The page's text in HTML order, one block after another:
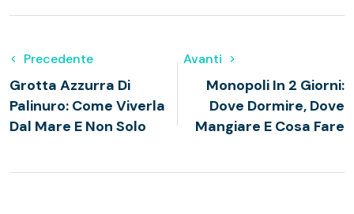
Precedente
Grotta Azzurra Di
Palinuro: Come Viverla
Dal Mare E Non Solo
Avanti
Monopoli In 2 Giorni:
Dove Dormire, Dove
Mangiare E Cosa Fare